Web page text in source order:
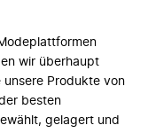
wir überhaupt
unsere Produkte von
besten
gelagert und